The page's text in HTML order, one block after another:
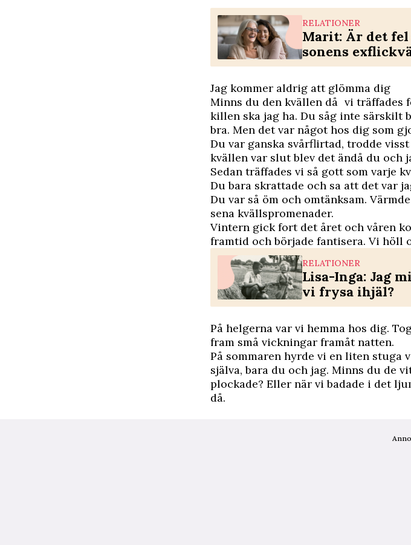
RELATIONER
Marit: Är det fel
sonens
Jag kommer aldrig att glömma dig
Minns du den kvällen då vi träffades
killen ska jag ha. Du såg inte särskilt
bra. Men det var något hos dig som
Du var ganska svårflirtad, trodde
kvällen var slut blev det ändå du och
Sedan träffades vi så gott som varje
Du bara skrattade och sa att det var
Du var så öm och omtänksam.
sena kvällspromenader.
Vintern gick fort det året och våren
framtid och började fantisera. Vi höll
RELATIONER
Lisa-Inga: Jag
vi frysa ihjäl?
På helgerna var vi hemma hos dig.
fram små vickningar framåt natten.
På sommaren hyrde vi en liten stuga
själva, bara du och jag. Minns du de
plockade? Eller när vi badade i det
då.